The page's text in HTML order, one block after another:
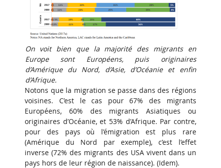
On voit bien que la majorité des migrants en
Europe sont Européens, puis originaires
d’Amérique du Nord, d’Asie, d’Océanie et enfin
d’Afrique.
Notons que la migration se passe dans des régions
voisines. C’est le cas pour 67% des migrants
Européens, 60% des migrants Asiatiques ou
originaires d’Océanie, et 53% d’Afrique. Par contre,
pour des pays où l’émigration est plus rare
(Amérique du Nord par exemple), c’est l’effet
inverse (72% des migrants des USA vivent dans un
pays hors de leur région de naissance). (Idem).